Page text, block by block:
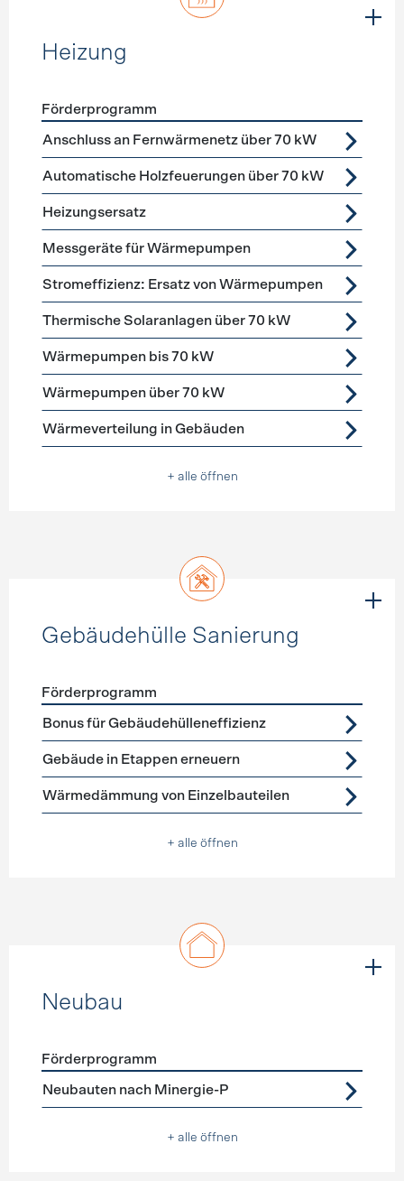
Heizung
Förderprogramme Heizung
Förderprogramm
Anschluss an Fernwärmenetz über 70 kW
Automatische Holzfeuerungen über 70 kW
Heizungsersatz
Messgeräte für Wärmepumpen
Stromeffizienz: Ersatz von Wärmepumpen
Thermische Solaranlagen über 70 kW
Wärmepumpen bis 70 kW
Wärmepumpen über 70 kW
Wärmeverteilung in Gebäuden
+ alle öffnen
Gebäudehülle Sanierung
Förderprogramme Gebäudehülle Sanierung
Förderprogramm
Bonus für Gebäudehülleneffizienz
Gebäude in Etappen erneuern
Wärmedämmung von Einzelbauteilen
+ alle öffnen
Neubau
Förderprogramme Neubau
Förderprogramm
Neubauten nach Minergie-P
+ alle öffnen